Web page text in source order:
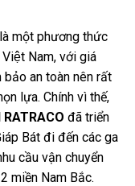
một phương thức
Nam, với giá
bảo an toàn nên rất
lựa. Chính vì thế,
đã triển
Bát đi đến các ga
cầu vận chuyển
miền Nam Bắc.